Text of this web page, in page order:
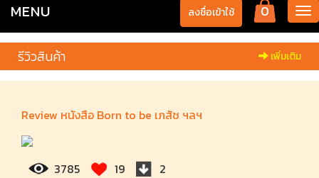
0
ลงชื่อเข้าใช้
MENU
รีวิวสินค้า เพิ่มเติม
Review หนังสือ Born to be เภสัช ฯลฯ
3785 19 2